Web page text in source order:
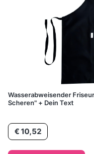
Wasserabweisender
Scheren" + Dein Text
Preis
€ 10,52